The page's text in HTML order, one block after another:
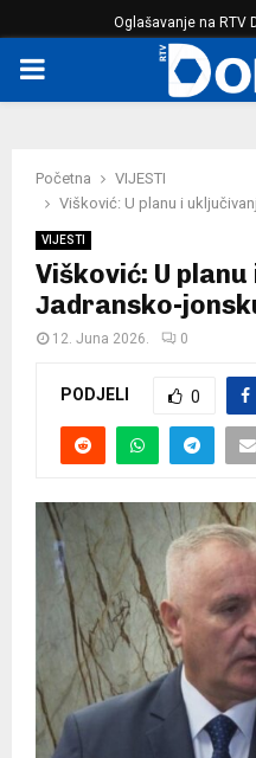
Oglašavanje na RTV
PRIMARY
Početna
VIJESTI
Višković: U planu i
VIJESTI
Višković: U
Јadransko-
12. Juna 2026. 0
PODJELI 0